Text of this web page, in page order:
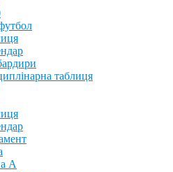
таблиця
А